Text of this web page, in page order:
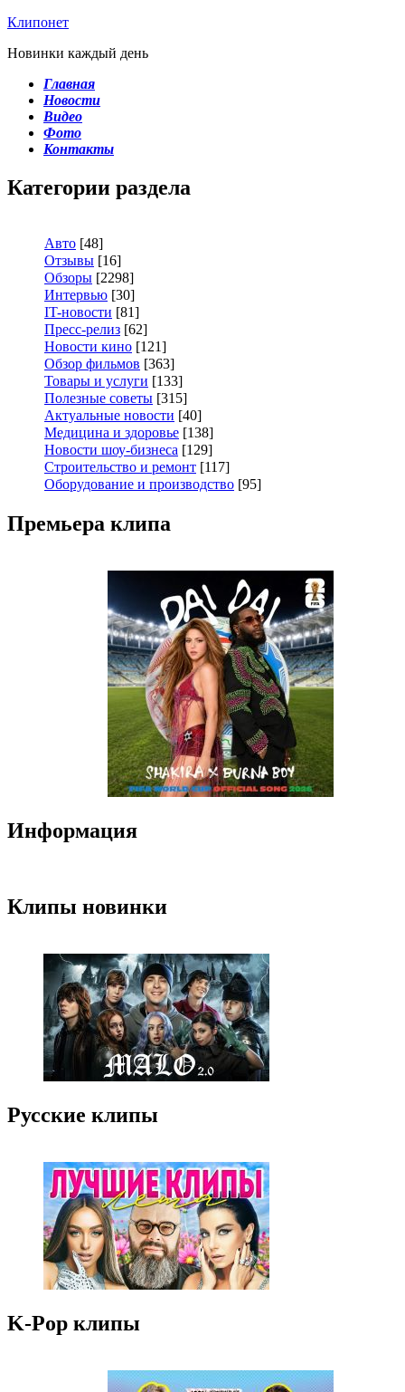
Клипонет
Новинки каждый день
Главная
Новости
Видео
Фото
Контакты
Категории раздела
Авто [48]
Отзывы [16]
Обзоры [2298]
Интервью [30]
IT-новости [81]
Пресс-релиз [62]
Новости кино [121]
Обзор фильмов [363]
Товары и услуги [133]
Полезные советы [315]
Актуальные новости [40]
Медицина и здоровье [138]
Новости шоу-бизнеса [129]
Строительство и ремонт [117]
Оборудование и производство [95]
Премьера клипа
Информация
Клипы новинки
Русские клипы
K-Pop клипы